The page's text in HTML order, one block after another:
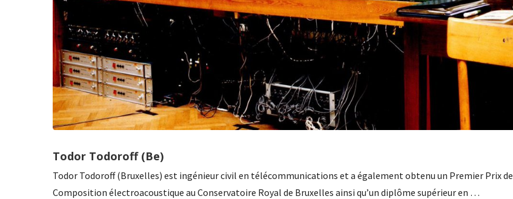
Todor Todoroff (Be)
Todor Todoroff (Bruxelles) est ingénieur civil en télécommunications et a également obtenu un Premier Prix de
Composition électroacoustique au Conservatoire Royal de Bruxelles ainsi qu’un diplôme supérieur en …